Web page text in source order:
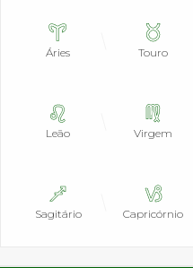
Áries Touro
Leão Virgem
Sagitário Capricórnio